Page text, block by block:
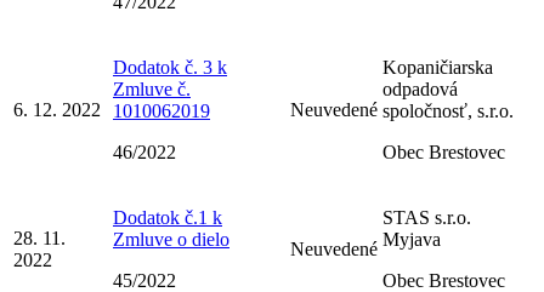
6. 12. 2022
Dodatok č. 3 k
Zmluve č.
1010062019
46/2022
Neuvedené
Kopaničiarska
odpadová
spoločnosť, s.r.o.
Obec Brestovec
28. 11.
2022
Dodatok č.1 k
Zmluve o dielo
45/2022
Neuvedené
STAS s.r.o.
Myjava
Obec Brestovec